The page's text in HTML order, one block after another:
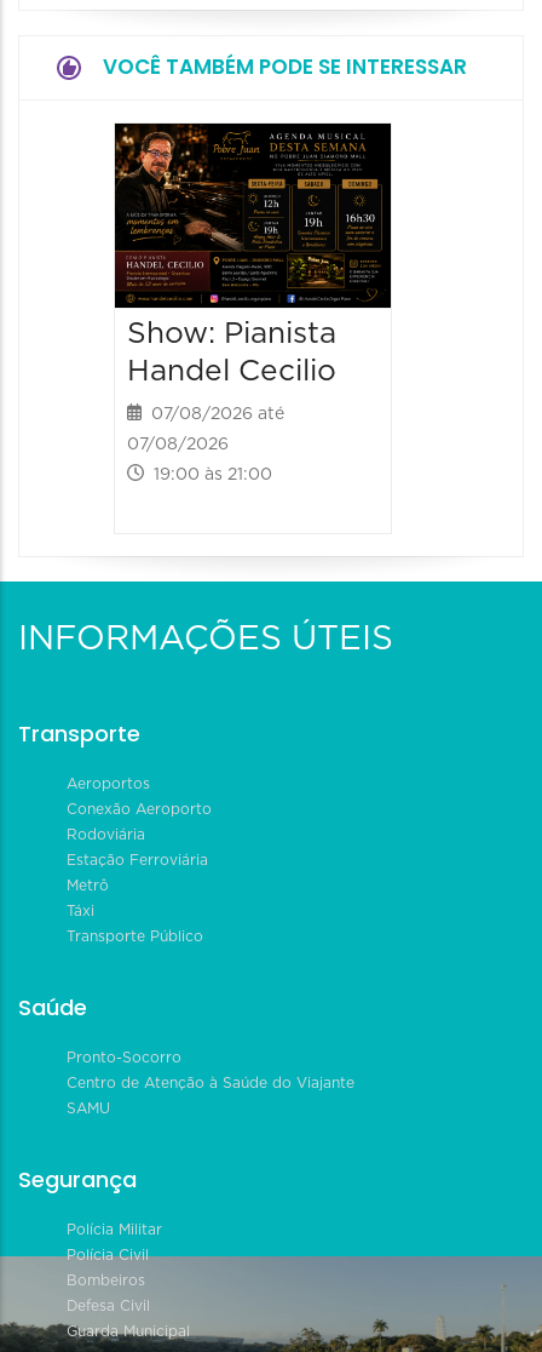
VOCÊ TAMBÉM PODE SE INTERESSAR
Show: Pianista
Handel Cecilio
07/08/2026 até
07/08/2026
19:00 às 21:00
INFORMAÇÕES ÚTEIS
Transporte
Aeroportos
Conexão Aeroporto
Rodoviária
Estação Ferroviária
Metrô
Táxi
Transporte Público
Saúde
Pronto-Socorro
Centro de Atenção à Saúde do Viajante
SAMU
Segurança
Polícia Militar
Polícia Civil
Bombeiros
Defesa Civil
Guarda Municipal